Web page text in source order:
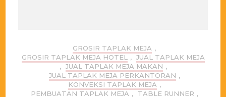
GROSIR TAPLAK MEJA ,
GROSIR TAPLAK MEJA HOTEL , JUAL TAPLAK MEJA
, JUAL TAPLAK MEJA MAKAN ,
JUAL TAPLAK MEJA PERKANTORAN ,
KONVEKSI TAPLAK MEJA ,
PEMBUATAN TAPLAK MEJA , TABLE RUNNER ,